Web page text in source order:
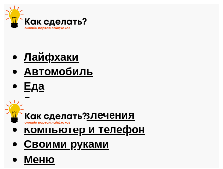
Лайфхаки
Автомобиль
Еда
Здоровье
Игры и развлечения
Компьютер и телефон
Своими руками
Меню